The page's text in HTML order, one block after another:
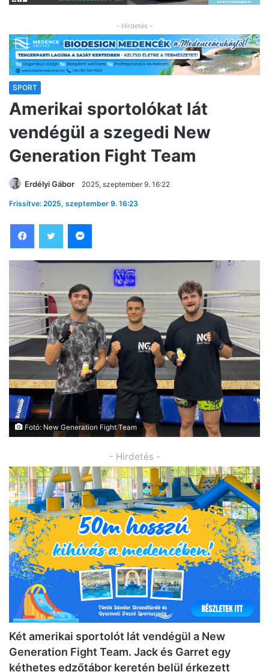
- Hirdetés -
SPORT
Amerikai sportolókat lát
vendégül a szegedi New
Generation Fight Team
Erdélyi Gábor 2025, szeptember 9. 16:22
Frissítve: 2025, szeptember 9. 16:23
Fotó: New Generation Fight Team
- Hirdetés -
Két amerikai sportolót lát vendégül a New
Generation Fight Team. Jack és Garret egy
kéthetes edzőtábor keretén belül érkezett